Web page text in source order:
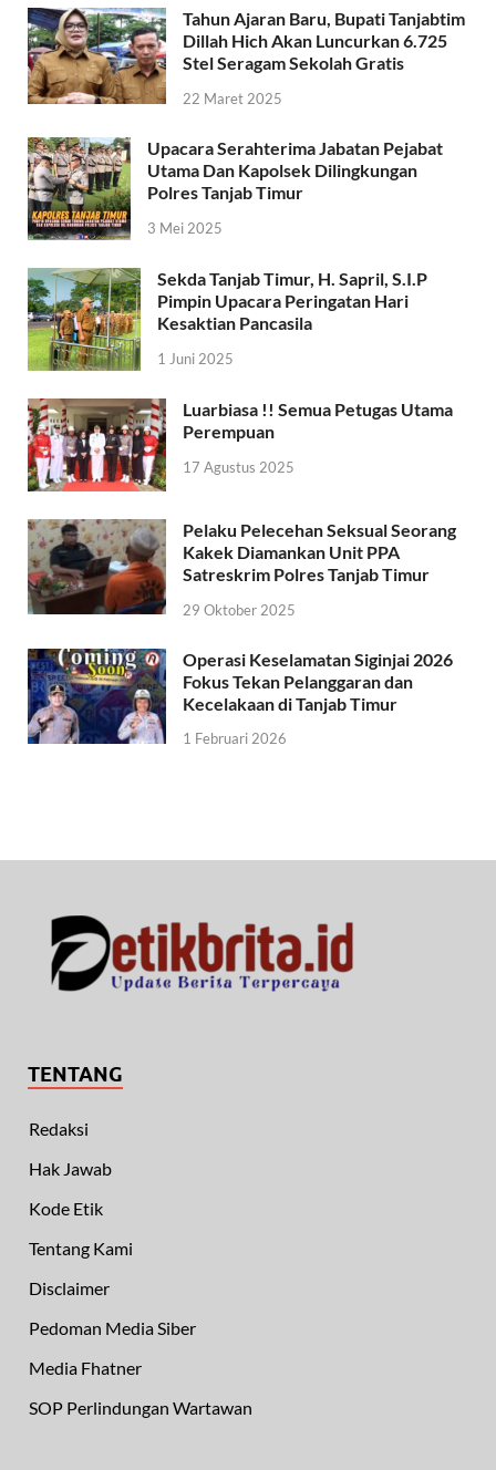
Tahun Ajaran Baru, Bupati Tanjabtim
Dillah Hich Akan Luncurkan 6.725
Stel Seragam Sekolah Gratis
22 Maret 2025
Upacara Serahterima Jabatan Pejabat
Utama Dan Kapolsek Dilingkungan
Polres Tanjab Timur
3 Mei 2025
Sekda Tanjab Timur, H. Sapril, S.I.P
Pimpin Upacara Peringatan Hari
Kesaktian Pancasila
1 Juni 2025
Luarbiasa !! Semua Petugas Utama
Perempuan
17 Agustus 2025
Pelaku Pelecehan Seksual Seorang
Kakek Diamankan Unit PPA
Satreskrim Polres Tanjab Timur
29 Oktober 2025
Operasi Keselamatan Siginjai 2026
Fokus Tekan Pelanggaran dan
Kecelakaan di Tanjab Timur
1 Februari 2026
TENTANG
Redaksi
Hak Jawab
Kode Etik
Tentang Kami
Disclaimer
Pedoman Media Siber
Media Fhatner
SOP Perlindungan Wartawan